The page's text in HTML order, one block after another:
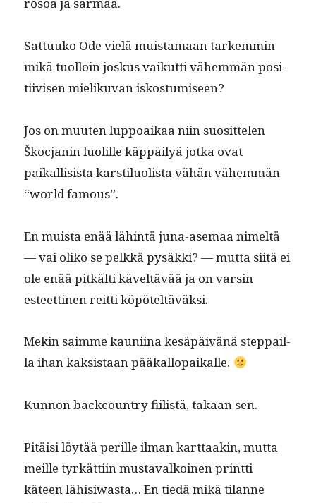
rosoa ja särmää.
Sat­tuuko Ode vielä muis­ta­maan tarkem­min
mikä tuol­loin joskus vaikut­ti vähem­män posi­
ti­ivisen mieliku­van iskostumiseen?
Jos on muuten lup­poaikaa niin suosit­te­len
Škoc­janin luo­lille käp­päi­lyä jot­ka ovat
paikalli­sista karstilu­olista vähän vähem­män
“world famous”.
En muista enää lähin­tä juna-ase­maa nimeltä
— vai oliko se pelkkä pysäk­ki? — mut­ta siitä ei
ole enää pitkälti käveltävää ja on varsin
esteet­ti­nen reit­ti köpöteltäväksi.
Mekin saimme kau­ni­ina kesäpäivänä step­pail­
la ihan kak­sis­taan pääkallopaikalle.
Kun­non back­coun­try fiilistä, takaan sen.
Pitäisi löytää per­ille ilman kart­taakin, mut­ta
meille tyrkät­ti­in mus­tavalkoinen print­ti
käteen lähisi­wasta… En tiedä mikä tilanne